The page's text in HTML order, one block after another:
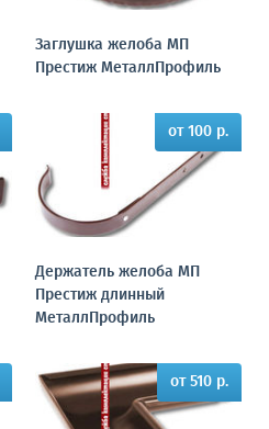
Заглушка желоба МП
Престиж МеталлПрофиль
от 100 р.
Держатель желоба МП
Престиж длинный
МеталлПрофиль
от 510 р.